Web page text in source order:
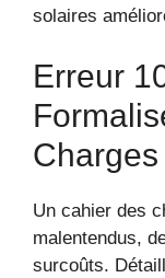
solaires
Erreur
Un cahier des
malentendus,
surcoûts.